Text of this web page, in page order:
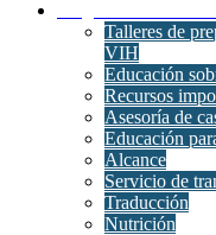
Talleres de
VIH
Educación
Recursos
Asesoría de
Educación
Alcance
Servicio de
Traducción
Nutrición